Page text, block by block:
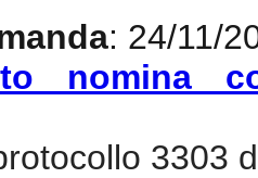
: 24/11/
nomina
3303